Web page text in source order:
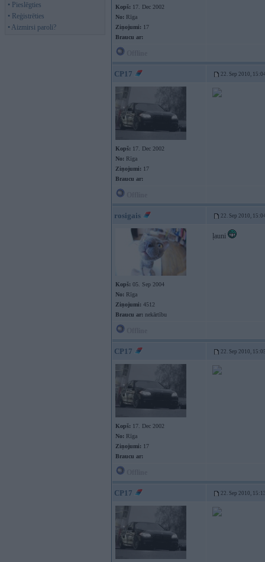
• Pieslēgties
• Reģistrēties
• Aizmirsi paroli?
Kopš: 17. Dec 2002
No: Rīga
Ziņojumi: 17
Braucu ar:
CP17 22. Sep 2010,
Kopš: 17. Dec 2002
No: Rīga
Ziņojumi: 17
Braucu ar:
rosigais 22. Sep 2010,
Kopš: 05. Sep 2004
No: Rīga
Ziņojumi: 4512
Braucu ar: nekārtību
ļauni
CP17 22. Sep 2010,
Kopš: 17. Dec 2002
No: Rīga
Ziņojumi: 17
Braucu ar:
CP17 22. Sep 2010,